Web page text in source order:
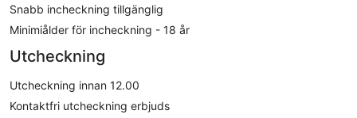
Snabb incheckning tillgänglig
Minimiålder för incheckning - 18 år
Utcheckning
Utcheckning innan 12.00
Kontaktfri utcheckning erbjuds